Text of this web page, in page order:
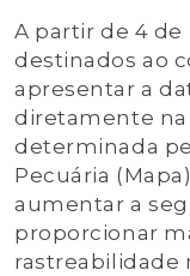
A partir de 4 de
destinados ao
apresentar a
diretamente na
determinada
Pecuária
aumentar a
proporcionar
rastreabilidade